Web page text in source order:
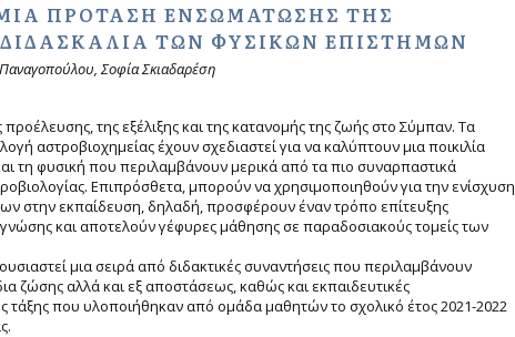
ΠΡΌΤΑΣΗ ΕΝΣΩΜΆΤΩΣΗΣ ΤΗΣ
ΤΩΝ ΦΥΣΙΚΏΝ ΕΠΙΣΤΗΜΏΝ
Σοφία Σκιαδαρέση
προέλευσης, της εξέλιξης και της κατανομής της ζωής στο Σύμπαν. Τα
αστροβιοχημείας έχουν σχεδιαστεί για να καλύπτουν μια ποικιλία
τη φυσική που περιλαμβάνουν μερικά από τα πιο συναρπαστικά
Επιπρόσθετα, μπορούν να χρησιμοποιηθούν για την ενίσχυση
στην εκπαίδευση, δηλαδή, προσφέρουν έναν τρόπο επίτευξης
γνώσης και αποτελούν γέφυρες μάθησης σε παραδοσιακούς τομείς των
μια σειρά από διδακτικές συναντήσεις που περιλαμβάνουν
ζώσης αλλά και εξ αποστάσεως, καθώς και εκπαιδευτικές
τάξης που υλοποιήθηκαν από ομάδα μαθητών το σχολικό έτος 2021-2022